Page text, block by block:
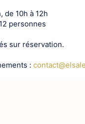
de 10h à 12h
personnes
sur réservation.
: